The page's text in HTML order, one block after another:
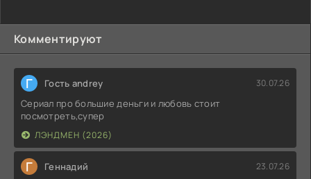
Комментируют
Г Гость andrey 30.07.26
Сериал про большие деньги и любовь стоит
посмотреть,супер
ЛЭНДМЕН (2026)
Г Геннадий 23.07.26